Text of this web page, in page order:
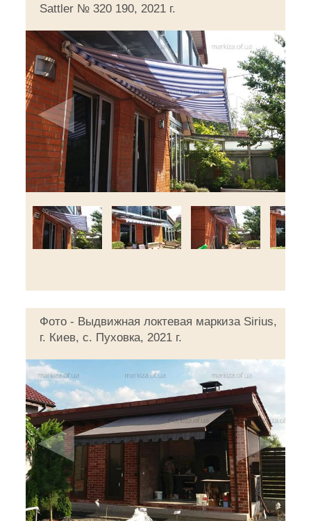
Sattler № 320 190, 2021 г.
◄ ►
Фото - Выдвижная локтевая маркиза Sirius,
г. Киев, с. Пуховка, 2021 г.
◄ ►